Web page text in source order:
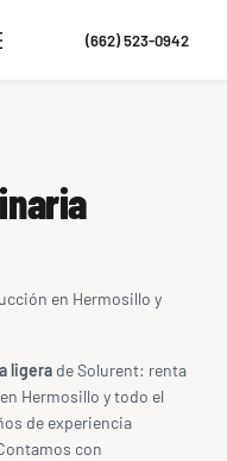
(662) 523-0942
en Hermosillo y
ligera de Solurent: renta
Hermosillo y todo el
de experiencia
con